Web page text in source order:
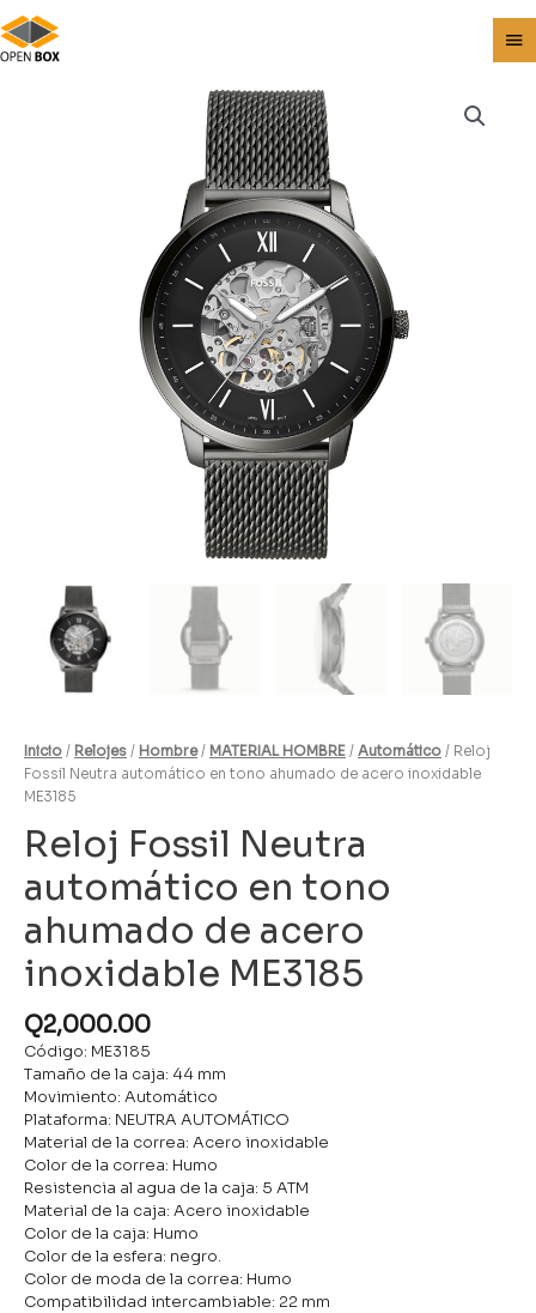
Inicio / Relojes / Hombre/ MATERIAL HOMBRE / Automático / Reloj
Fossil Neutra automático en tono ahumado de acero inoxidable
ME3185
Reloj Fossil Neutra
automático en tono
ahumado de acero
inoxidable ME3185
Q2,000.00
Código: ME3185
Tamaño de la caja: 44 mm
Movimiento: Automático
Plataforma: NEUTRA AUTOMÁTICO
Material de la correa: Acero inoxidable
Color de la correa: Humo
Resistencia al agua de la caja: 5 ATM
Material de la caja: Acero inoxidable
Color de la caja: Humo
Color de la esfera: negro.
Color de moda de la correa: Humo
Compatibilidad intercambiable: 22 mm